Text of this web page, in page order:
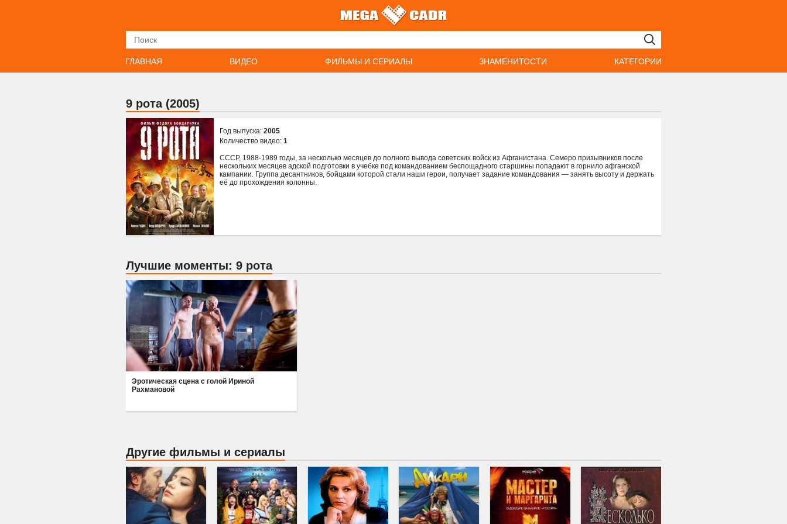
ГЛАВНАЯ ВИДЕО ФИЛЬМЫ И СЕРИАЛЫ ЗНАМЕНИТОСТИ КАТЕГОРИИ
9 рота (2005)
Год выпуска: 2005
Количество видео: 1
СССР, 1988-1989 годы, за несколько месяцев до полного вывода советских войск из Афганистана. Семеро призывников после
нескольких месяцев адской подготовки в учебке под командованием беспощадного старшины попадают в горнило афганской
кампании. Группа десантников, бойцами которой стали наши герои, получает задание командования — занять высоту и держать
её до прохождения колонны.
Лучшие моменты: 9 рота
Эротическая сцена с голой Ириной
Рахмановой
Другие фильмы и сериалы